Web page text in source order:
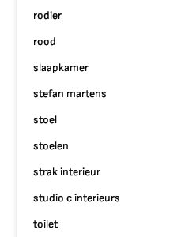
rodier
rood
slaapkamer
stefan martens
stoel
stoelen
strak interieur
studio c interieurs
toilet